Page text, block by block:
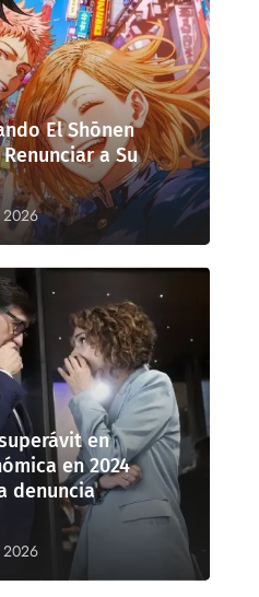
El Shōnen
a Su
2026
en
en 2024
denuncia
2026